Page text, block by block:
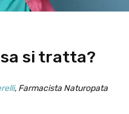
si tratta?
, Farmacista Naturopata